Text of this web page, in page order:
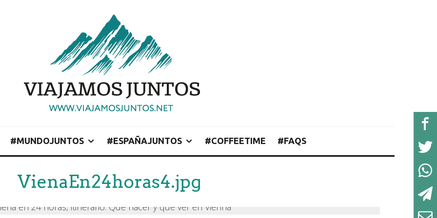
#MUNDOJUNTOS #ESPAÑAJUNTOS #COFFEETIME #FAQS
VienaEn24horas4.jpg